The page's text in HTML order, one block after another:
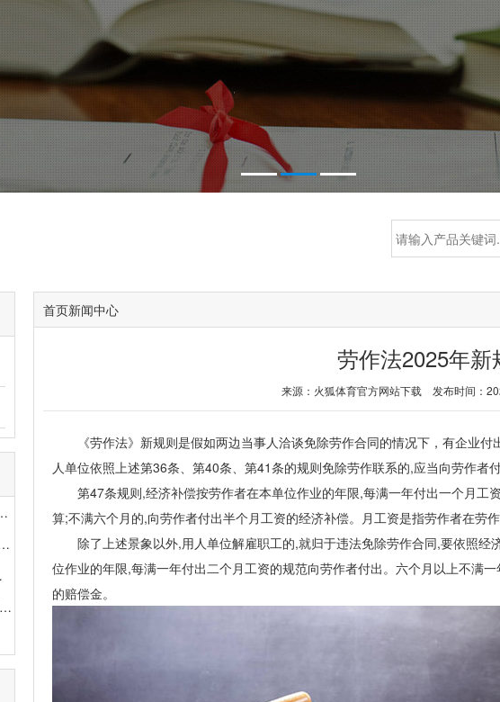
首页新闻中心
劳作法2025年新
来源： 火狐体育官方网站下载 发布时间：
《劳作法》新规则是假如两边当事人洽谈免除劳作合同的情况下，有企业付
人单位依照上述第36条、第40条、第41条的规则免除劳作联系的,应当向劳作者
第47条规则,经济补偿按劳作者在本单位作业的年限,每满一年付出一个月工
算;不满六个月的,向劳作者付出半个月工资的经济补偿。月工资是指劳作者在劳
除了上述景象以外,用人单位解雇职工的,就归于违法免除劳作合同,要依照经
位作业的年限,每满一年付出二个月工资的规范向劳作者付出。六个月以上不满
的赔偿金。